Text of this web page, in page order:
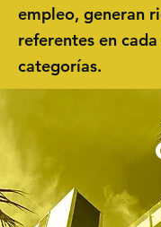
empleo, generan
referentes en
categorías.